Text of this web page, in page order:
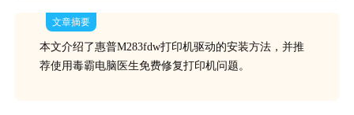
文章摘要
本文介绍了惠普M283fdw打印机驱动的安装方法，并推
荐使用毒霸电脑医生免费修复打印机问题。